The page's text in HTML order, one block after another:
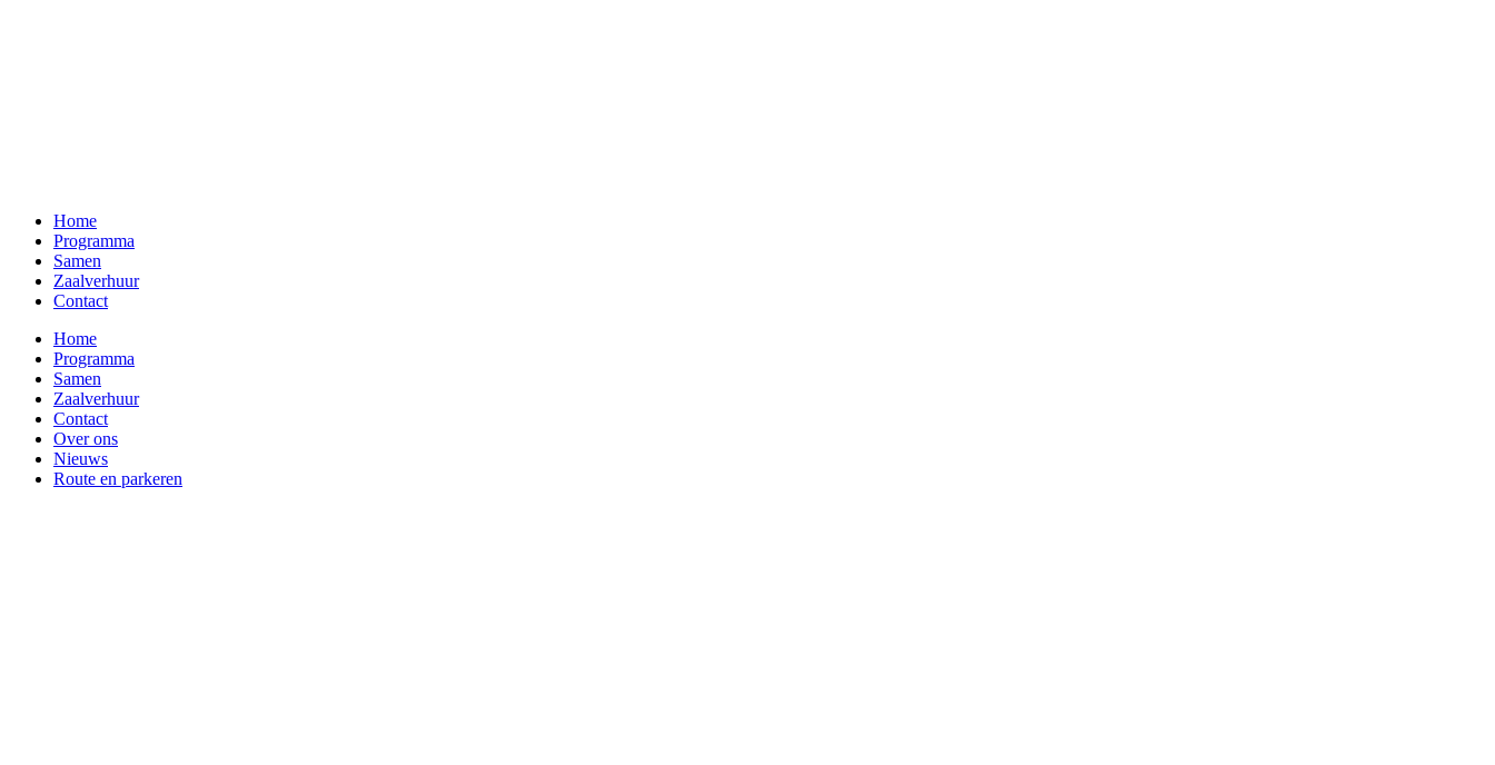
Home
Programma
Samen
Zaalverhuur
Contact
Home
Programma
Samen
Zaalverhuur
Contact
Over ons
Nieuws
Route en parkeren